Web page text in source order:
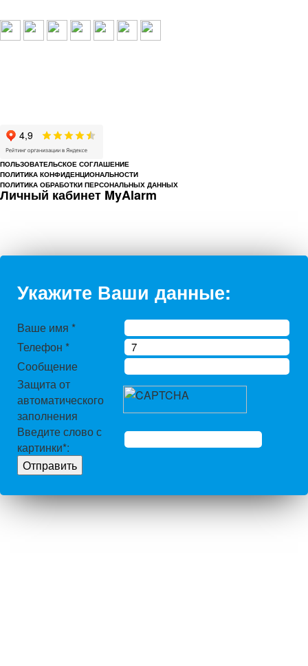
ПОЛЬЗОВАТЕЛЬСКОЕ СОГЛАШЕНИЕ
ПОЛИТИКА КОНФИДЕНЦИОНАЛЬНОСТИ
ПОЛИТИКА ОБРАБОТКИ ПЕРСОНАЛЬНЫХ ДАННЫХ
Личный кабинет MyAlarm
Укажите Ваши данные:
Ваше имя *
Телефон *
Сообщение
Защита от
автоматического
заполнения
Введите слово с
картинки*: